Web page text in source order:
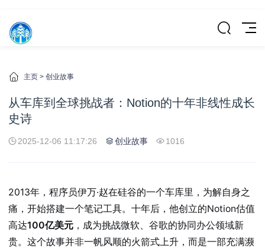
主页 > 创业故事
从车库到全球挑战者：Notion的十年非线性成长
史诗
2025-12-06 11:17:26 创业故事 1016
2013年，程序员伊万·赵在硅谷的一个车库里，为解自身之
痛，开始搭建一个笔记工具。十年后，他创立的Notion估值
高达100亿美元 ，成为挑战微软、谷歌的协同办公领域新
贵。这个故事并非一帆风顺的火箭式上升，而是一部充满濒